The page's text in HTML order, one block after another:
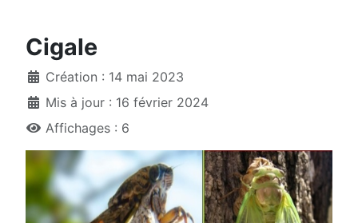
Cigale
Création : 14 mai 2023
Mis à jour : 16 février 2024
Affichages : 6